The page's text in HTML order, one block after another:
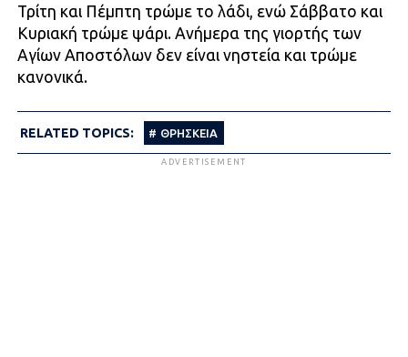
Τρίτη και Πέμπτη τρώμε το λάδι, ενώ Σάββατο και
Κυριακή τρώμε ψάρι. Ανήμερα της γιορτής των
Αγίων Αποστόλων δεν είναι νηστεία και τρώμε
κανονικά.
RELATED TOPICS: ΘΡΗΣΚΕΙΑ
ADVERTISEMENT